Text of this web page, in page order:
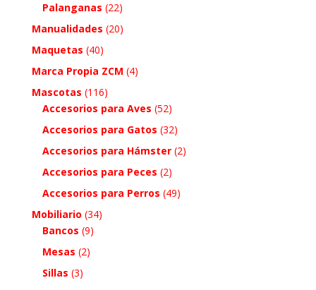
Palanganas (22)
Manualidades (20)
Maquetas (40)
Marca Propia ZCM (4)
Mascotas (116)
Accesorios para Aves (52)
Accesorios para Gatos (32)
Accesorios para Hámster (2)
Accesorios para Peces (2)
Accesorios para Perros (49)
Mobiliario (34)
Bancos (9)
Mesas (2)
Sillas (3)